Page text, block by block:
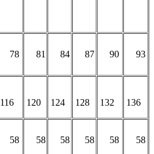
78 81 84 87 90 93
116 120 124 128 132 136
58 58 58 58 58 58